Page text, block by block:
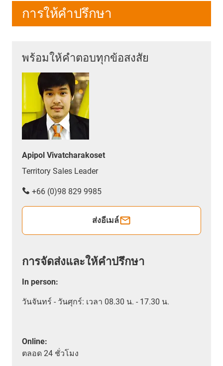
การให้คำปรึกษา
พร้อมให้คำตอบทุกข้อสงสัย
Apipol Vivatcharakoset
Territory Sales Leader
+66 (0)98 829 9985
ส่งอีเมล์
การจัดส่งและให้คำปรึกษา
In person:
วันจันทร์ - วันศุกร์: เวลา 08.30 น. - 17.30 น.
Online:
ตลอด 24 ชั่วโมง